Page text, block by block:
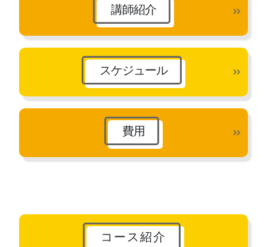
講師紹介
スケジュール
費用
コース紹介